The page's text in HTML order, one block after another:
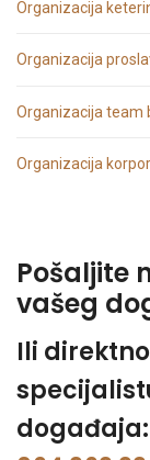
Organizacija
Organizacija
Organizacija team
Organizacija
Pošaljite
vašeg
Ili
događaja: